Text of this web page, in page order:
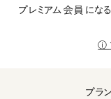
プレミアム会員にな
プラ